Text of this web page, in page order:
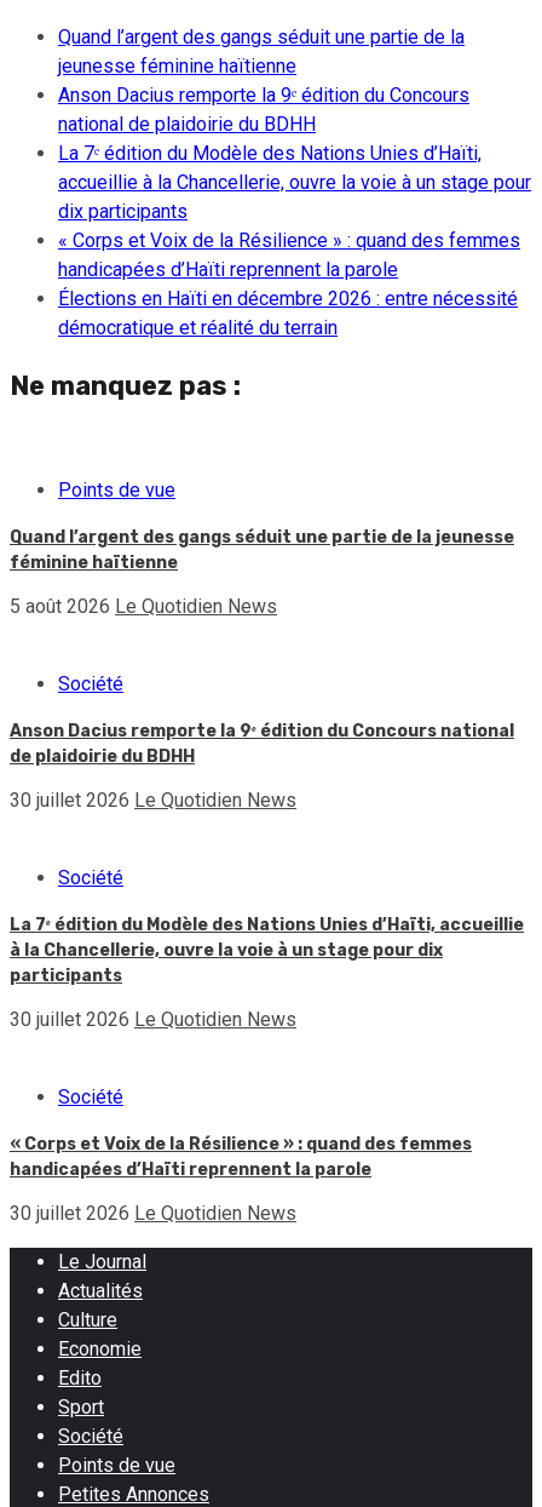
Quand l’argent des gangs séduit une partie de la
jeunesse féminine haïtienne
Anson Dacius remporte la 9ᵉ édition du Concours
national de plaidoirie du BDHH
La 7ᵉ édition du Modèle des Nations Unies d’Haïti,
accueillie à la Chancellerie, ouvre la voie à un stage pour
dix participants
« Corps et Voix de la Résilience » : quand des femmes
handicapées d’Haïti reprennent la parole
Élections en Haïti en décembre 2026 : entre nécessité
démocratique et réalité du terrain
Ne manquez pas :
Points de vue
Quand l’argent des gangs séduit une partie de la jeunesse
féminine haïtienne
5 août 2026 Le Quotidien News
Société
Anson Dacius remporte la 9ᵉ édition du Concours national
de plaidoirie du BDHH
30 juillet 2026 Le Quotidien News
Société
La 7ᵉ édition du Modèle des Nations Unies d’Haïti, accueillie
à la Chancellerie, ouvre la voie à un stage pour dix
participants
30 juillet 2026 Le Quotidien News
Société
« Corps et Voix de la Résilience » : quand des femmes
handicapées d’Haïti reprennent la parole
30 juillet 2026 Le Quotidien News
Le Journal
Actualités
Culture
Economie
Edito
Sport
Société
Points de vue
Petites Annonces